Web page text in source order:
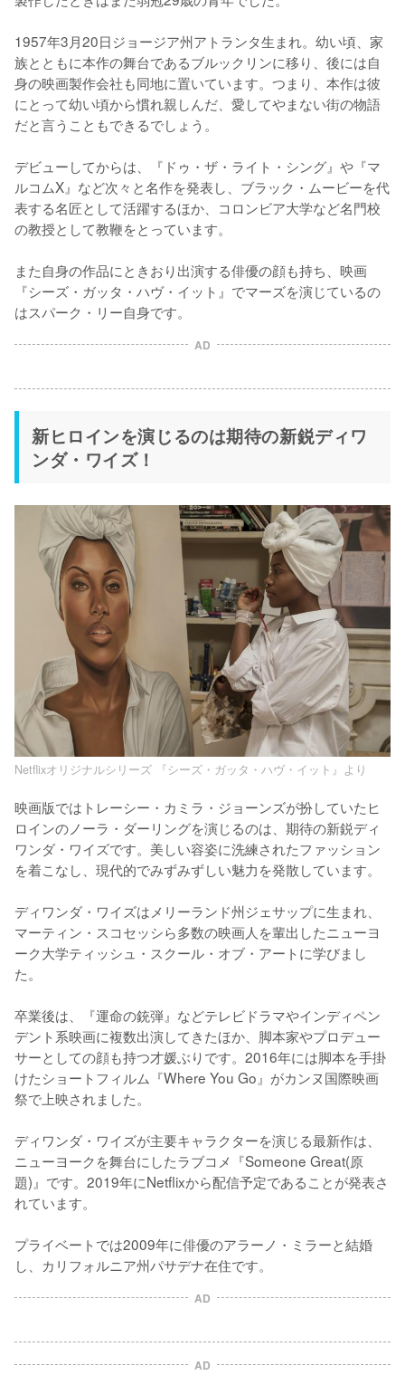
1957年3月20日ジョージア州アトランタ生まれ。幼い頃、家
族とともに本作の舞台であるブルックリンに移り、後には自
身の映画製作会社も同地に置いています。つまり、本作は彼
にとって幼い頃から慣れ親しんだ、愛してやまない街の物語
だと言うこともできるでしょう。
デビューしてからは、『ドゥ・ザ・ライト・シング』や『マ
ルコムX』など次々と名作を発表し、ブラック・ムービーを代
表する名匠として活躍するほか、コロンビア大学など名門校
の教授として教鞭をとっています。
また自身の作品にときおり出演する俳優の顔も持ち、映画
『シーズ・ガッタ・ハヴ・イット』でマーズを演じているの
AD
新ヒロインを演じるのは期待の新鋭ディワ
ンダ・ワイズ！
Netflixオリジナルシリーズ 『シーズ・ガッタ・ハヴ・イット』より
映画版ではトレーシー・カミラ・ジョーンズが扮していたヒ
ロインのノーラ・ダーリングを演じるのは、期待の新鋭ディ
ワンダ・ワイズです。美しい容姿に洗練されたファッション
を着こなし、現代的でみずみずしい魅力を発散しています。
ディワンダ・ワイズはメリーランド州ジェサップに生まれ、
マーティン・スコセッシら多数の映画人を輩出したニューヨ
ーク大学ティッシュ・スクール・オブ・アートに学びまし
た。
卒業後は、『運命の銃弾』などテレビドラマやインディペン
デント系映画に複数出演してきたほか、脚本家やプロデュー
サーとしての顔も持つ才媛ぶりです。2016年には脚本を手掛
けたショートフィルム『Where You Go』がカンヌ国際映画
祭で上映されました。
ディワンダ・ワイズが主要キャラクターを演じる最新作は、
ニューヨークを舞台にしたラブコメ『Someone Great(原
題)』です。2019年にNetflixから配信予定であることが発表さ
れています。
プライベートでは2009年に俳優のアラーノ・ミラーと結婚
AD
AD